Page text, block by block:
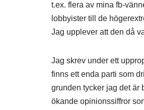
t.ex. flera av mina fb-
lobbyister till de
Jag upplever att den då
Jag skrev under ett
finns ett enda parti som
grunden tycker jag det är
ökande opinionssiffror